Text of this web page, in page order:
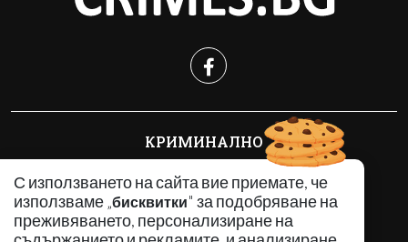
С използването на сайта вие приемате, че
използваме „бисквитки" за подобряване на
преживяването, персонализиране на
КРИМИНАЛНО
ИНЦИДЕНТИ
АНАЛИЗИ
ПО СВЕТА
ВОДЕЩИ ТЕМИ